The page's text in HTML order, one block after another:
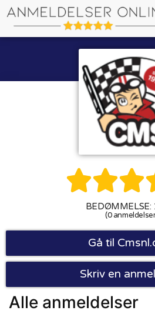

BEDØMMELSE:
(0
Gå til
Skriv en
Alle anmeldelser